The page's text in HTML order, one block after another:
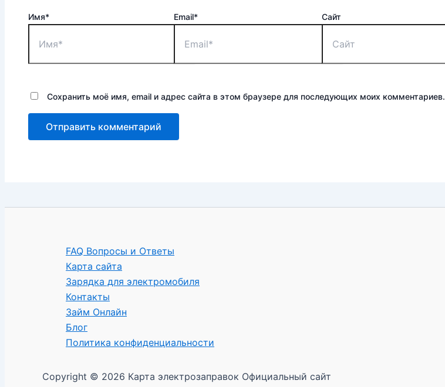
Имя* Email* Сайт
Сохранить моё имя, email и адрес сайта в этом браузере для последующих моих комментариев.
FAQ Вопросы и Ответы
Карта сайта
Зарядка для электромобиля
Контакты
Займ Онлайн
Блог
Политика конфиденциальности
Copyright © 2026 Карта электрозаправок Официальный сайт